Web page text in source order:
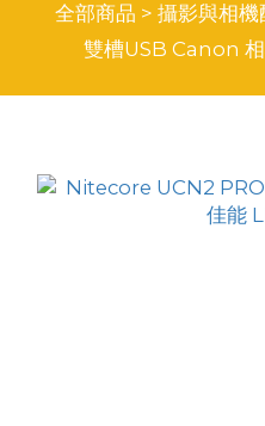
全部商品 > 攝影與相機
雙槽USB Canon